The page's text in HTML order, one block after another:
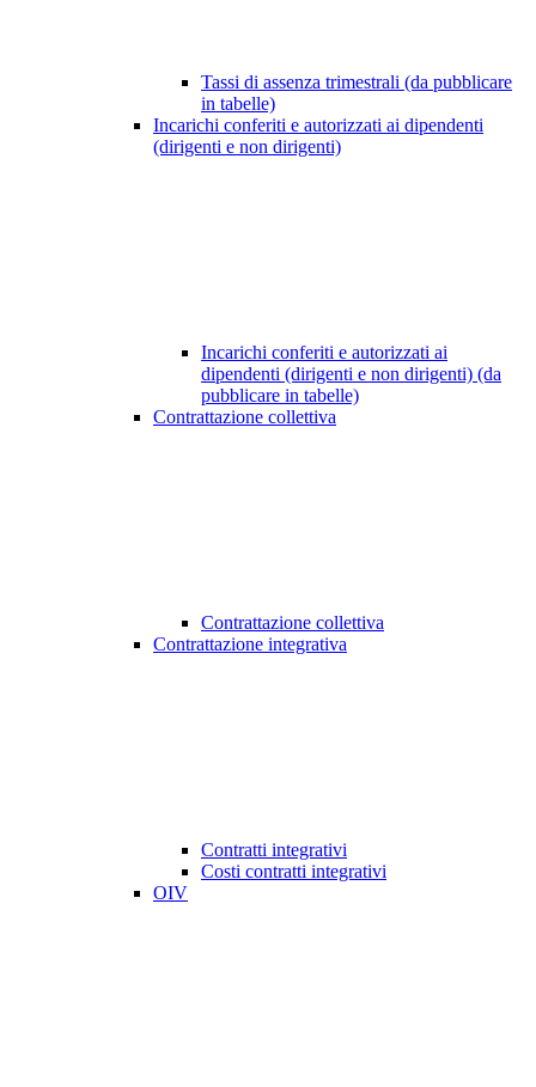
Tassi di assenza trimestrali (da pubblicare
in tabelle)
Incarichi conferiti e autorizzati ai dipendenti
(dirigenti e non dirigenti)
Incarichi conferiti e autorizzati ai
dipendenti (dirigenti e non dirigenti) (da
pubblicare in tabelle)
Contrattazione collettiva
Contrattazione collettiva
Contrattazione integrativa
Contratti integrativi
Costi contratti integrativi
OIV